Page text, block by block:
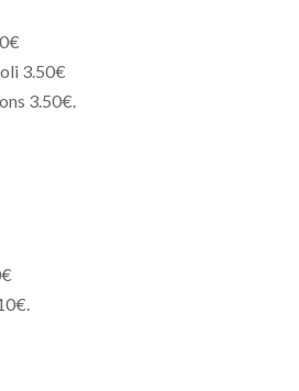
3.50€
3.50€.